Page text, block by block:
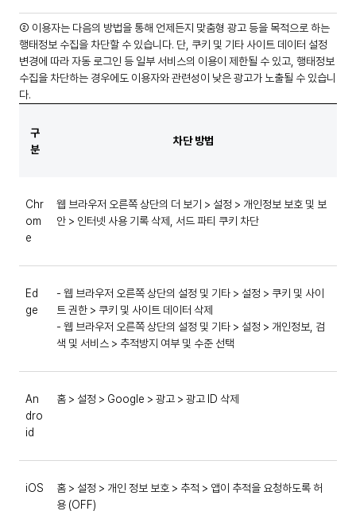
② 이용자는 다음의 방법을 통해 언제든지 맞춤형 광고 등을 목적으로 하는
행태정보 수집을 차단할 수 있습니다. 단, 쿠키 및 기타 사이트 데이터 설정
변경에 따라 자동 로그인 등 일부 서비스의 이용이 제한될 수 있고, 행태정보
수집을 차단하는 경우에도 이용자와 관련성이 낮은 광고가 노출될 수 있습니
다.
구
분
차단 방법
Chr
om
e
웹 브라우저 오른쪽 상단의 더 보기 > 설정 > 개인정보 보호 및 보
안 > 인터넷 사용 기록 삭제, 서드 파티 쿠키 차단
Ed
ge
- 웹 브라우저 오른쪽 상단의 설정 및 기타 > 설정 > 쿠키 및 사이
트 권한 > 쿠키 및 사이트 데이터 삭제
- 웹 브라우저 오른쪽 상단의 설정 및 기타 > 설정 > 개인정보, 검
색 및 서비스 > 추적방지 여부 및 수준 선택
An
dro
id
홈 > 설정 > Google > 광고 > 광고 ID 삭제
iOS
홈 > 설정 > 개인 정보 보호 > 추적 > 앱이 추적을 요청하도록 허
용 (OFF)